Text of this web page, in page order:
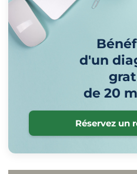
d'un
de 20
Réservez un